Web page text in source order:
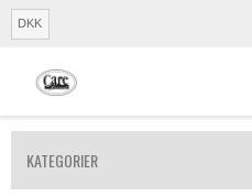
DKK
KATEGORIER